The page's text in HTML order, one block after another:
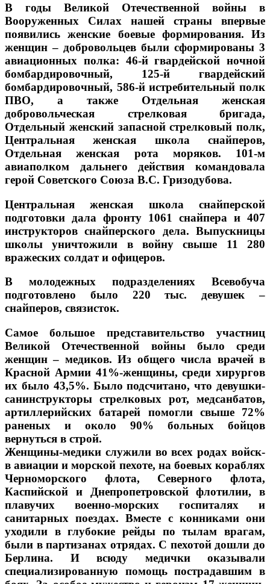
В годы Великой Отечественной войны в
Вооруженных Силах нашей страны впервые
появились женские боевые формирования. Из
женщин – добровольцев были сформированы 3
авиационных полка: 46-й гвардейской ночной
бомбардировочный, 125-й гвардейский
бомбардировочный, 586-й истребительный полк
ПВО, а также Отдельная женская
добровольческая стрелковая бригада,
Отдельный женский запасной стрелковый полк,
Центральная женская школа снайперов,
Отдельная женская рота моряков. 101-м
авиаполком дальнего действия командовала
герой Советского Союза В.С. Гризодубова.
Центральная женская школа снайперской
подготовки дала фронту 1061 снайпера и 407
инструкторов снайперского дела. Выпускницы
школы уничтожили в войну свыше 11 280
вражеских солдат и офицеров.
В молодежных подразделениях Всевобуча
подготовлено было 220 тыс. девушек –
снайперов, связисток.
Самое большое представительство участниц
Великой Отечественной войны было среди
женщин – медиков. Из общего числа врачей в
Красной Армии 41%-женщины, среди хирургов
их было 43,5%. Было подсчитано, что девушки-
санинструкторы стрелковых рот, медсанбатов,
артиллерийских батарей помогли свыше 72%
раненых и около 90% больных бойцов
вернуться в строй.
Женщины-медики служили во всех родах войск-
в авиации и морской пехоте, на боевых кораблях
Черноморского флота, Северного флота,
Каспийской и Днепропетровской флотилии, в
плавучих военно-морских госпиталях и
санитарных поездах. Вместе с конниками они
уходили в глубокие рейды по тылам врагам,
были в партизанах отрядах. С пехотой дошли до
Берлина. И всюду медички оказывали
специализированную помощь пострадавшим в